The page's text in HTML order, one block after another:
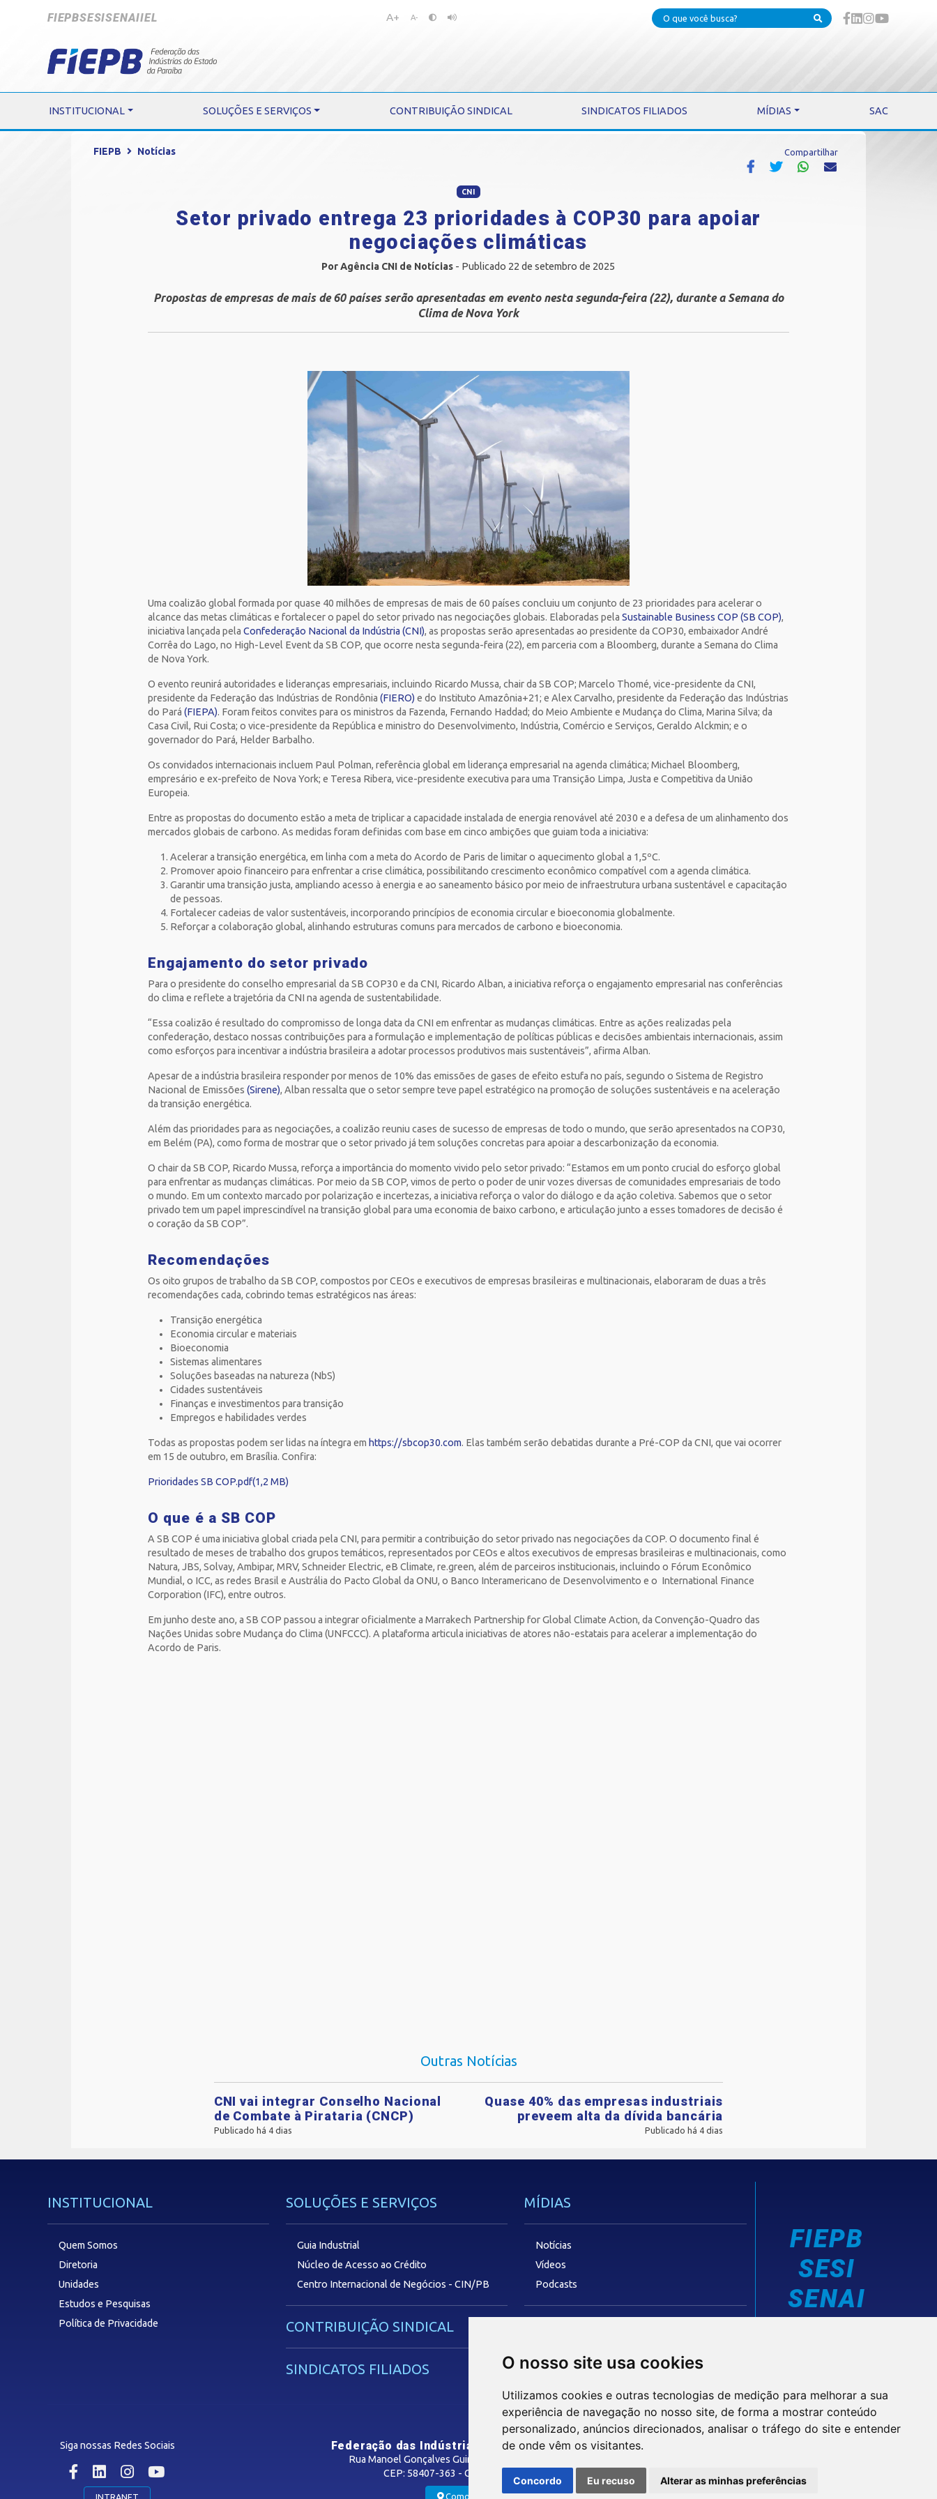
O nosso site usa cookies
Utilizamos cookies e outras tecnologias de medição para melhorar a sua
experiência de navegação no nosso site, de forma a mostrar conteúdo
personalizado, anúncios direcionados, analisar o tráfego do site e entender
de onde vêm os visitantes.
Concordo Eu recuso Alterar as minhas preferências
FIEPBSESISENAIIEL
Pular
Pular
A+ A-
INSTITUCIONAL SOLUÇÕES E SERVIÇOS CONTRIBUIÇÃO SINDICAL SINDICATOS FILIADOS MÍDIAS SAC
FIEPB Notícias Compartilhar
CNI
Setor privado entrega 23 prioridades à COP30 para apoiar
negociações climáticas
Por Agência CNI de Notícias - Publicado 22 de setembro de 2025
Propostas de empresas de mais de 60 países serão apresentadas em evento nesta segunda-feira (22), durante a Semana do
Clima de Nova York
Uma coalizão global formada por quase 40 milhões de empresas de mais de 60 países concluiu um conjunto de 23 prioridades para acelerar o
alcance das metas climáticas e fortalecer o papel do setor privado nas negociações globais. Elaboradas pelaSustainable Business COP (SB COP),
iniciativa lançada pelaConfederação Nacional da Indústria (CNI), as propostas serão apresentadas ao presidente da COP30, embaixador André
Corrêa do Lago, no High-Level Event da SB COP, que ocorre nesta segunda-feira (22), em parceria com a Bloomberg, durante a Semana do Clima
de Nova York.
O evento reunirá autoridades e lideranças empresariais, incluindo Ricardo Mussa, chair da SB COP; Marcelo Thomé, vice-presidente da CNI,
presidente da Federação das Indústrias de Rondônia(FIERO) e do Instituto Amazônia+21; e Alex Carvalho, presidente da Federação das Indústrias
do Pará(FIEPA). Foram feitos convites para os ministros da Fazenda, Fernando Haddad; do Meio Ambiente e Mudança do Clima, Marina Silva; da
Casa Civil, Rui Costa; o vice-presidente da República e ministro do Desenvolvimento, Indústria, Comércio e Serviços, Geraldo Alckmin; e o
governador do Pará, Helder Barbalho.
Os convidados internacionais incluem Paul Polman, referência global em liderança empresarial na agenda climática; Michael Bloomberg,
empresário e ex-prefeito de Nova York; e Teresa Ribera, vice-presidente executiva para uma Transição Limpa, Justa e Competitiva da União
Europeia.
Entre as propostas do documento estão a meta de triplicar a capacidade instalada de energia renovável até 2030 e a defesa de um alinhamento dos
mercados globais de carbono. As medidas foram definidas com base em cinco ambições que guiam toda a iniciativa:
Acelerar a transição energética, em linha com a meta do Acordo de Paris de limitar o aquecimento global a 1,5ºC.
Promover apoio financeiro para enfrentar a crise climática, possibilitando crescimento econômico compatível com a agenda climática.
Garantir uma transição justa, ampliando acesso à energia e ao saneamento básico por meio de infraestrutura urbana sustentável e capacitação
de pessoas.
Fortalecer cadeias de valor sustentáveis, incorporando princípios de economia circular e bioeconomia globalmente.
Reforçar a colaboração global, alinhando estruturas comuns para mercados de carbono e bioeconomia.
Engajamento do setor privado
Para o presidente do conselho empresarial da SB COP30 e da CNI, Ricardo Alban, a iniciativa reforça o engajamento empresarial nas conferências
do clima e reflete a trajetória da CNI na agenda de sustentabilidade.
“Essa coalizão é resultado do compromisso de longa data da CNI em enfrentar as mudanças climáticas. Entre as ações realizadas pela
confederação, destaco nossas contribuições para a formulação e implementação de políticas públicas e decisões ambientais internacionais, assim
como esforços para incentivar a indústria brasileira a adotar processos produtivos mais sustentáveis”, afirma Alban.
Apesar de a indústria brasileira responder por menos de 10% das emissões de gases de efeito estufa no país, segundo o Sistema de Registro
Nacional de Emissões(Sirene), Alban ressalta que o setor sempre teve papel estratégico na promoção de soluções sustentáveis e na aceleração
da transição energética.
Além das prioridades para as negociações, a coalizão reuniu cases de sucesso de empresas de todo o mundo, que serão apresentados na COP30,
em Belém (PA), como forma de mostrar que o setor privado já tem soluções concretas para apoiar a descarbonização da economia.
O chair da SB COP, Ricardo Mussa, reforça a importância do momento vivido pelo setor privado: “Estamos em um ponto crucial do esforço global
para enfrentar as mudanças climáticas. Por meio da SB COP, vimos de perto o poder de unir vozes diversas de comunidades empresariais de todo
o mundo. Em um contexto marcado por polarização e incertezas, a iniciativa reforça o valor do diálogo e da ação coletiva. Sabemos que o setor
privado tem um papel imprescindível na transição global para uma economia de baixo carbono, e articulação junto a esses tomadores de decisão é
o coração da SB COP”.
Recomendações
Os oito grupos de trabalho da SB COP, compostos por CEOs e executivos de empresas brasileiras e multinacionais, elaboraram de duas a três
recomendações cada, cobrindo temas estratégicos nas áreas:
Transição energética
Economia circular e materiais
Bioeconomia
Sistemas alimentares
Soluções baseadas na natureza (NbS)
Cidades sustentáveis
Finanças e investimentos para transição
Empregos e habilidades verdes
Todas as propostas podem ser lidas na íntegra em https://sbcop30.com. Elas também serão debatidas durante a Pré-COP da CNI, que vai ocorrer
em 15 de outubro, em Brasília. Confira:
Prioridades SB COP.pdf(1,2 MB)
O que é a SB COP
A SB COP é uma iniciativa global criada pela CNI, para permitir a contribuição do setor privado nas negociações da COP. O documento final é
resultado de meses de trabalho dos grupos temáticos, representados por CEOs e altos executivos de empresas brasileiras e multinacionais, como
Natura, JBS, Solvay, Ambipar, MRV, Schneider Electric, eB Climate, re.green, além de parceiros institucionais, incluindo o Fórum Econômico
Mundial, o ICC, as redes Brasil e Austrália do Pacto Global da ONU, o Banco Interamericano de Desenvolvimento e o International Finance
Corporation (IFC), entre outros.
Em junho deste ano, a SB COP passou a integrar oficialmente a Marrakech Partnership for Global Climate Action, da Convenção-Quadro das
Nações Unidas sobre Mudança do Clima (UNFCCC). A plataforma articula iniciativas de atores não-estatais para acelerar a implementação do
Acordo de Paris.
Outras Notícias
CNI vai integrar Conselho Nacional
de Combate à Pirataria (CNCP)
Publicado há 4 dias
Quase 40% das empresas industriais
preveem alta da dívida bancária
Publicado há 4 dias
INSTITUCIONAL
Quem Somos
Diretoria
Unidades
Estudos e Pesquisas
Política de Privacidade
SOLUÇÕES E SERVIÇOS
Guia Industrial
Núcleo de Acesso ao Crédito
Centro Internacional de Negócios - CIN/PB
CONTRIBUIÇÃO SINDICAL
SINDICATOS FILIADOS
MÍDIAS
Notícias
Vídeos
Podcasts
FIEPB
SESI
SENAI
Siga nossas Redes Sociais
INTRANET
Federação das Indústrias do Estado da Paraíba
Rua Manoel Gonçalves Guimarães, 195 - José Pinheiro
CEP: 58407-363 - Campina Grande-PB
Como Chegar
Termos de Uso